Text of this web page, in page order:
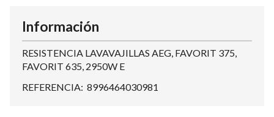
Información
RESISTENCIA LAVAVAJILLAS AEG, FAVORIT 375,
FAVORIT 635, 2950W E
REFERENCIA: 8996464030981